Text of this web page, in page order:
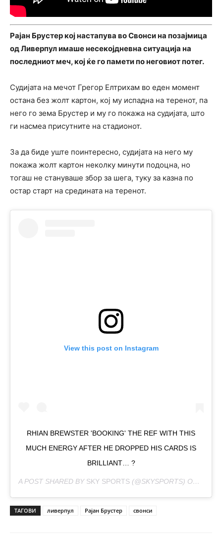
Рајан Брустер кој настапува во Свонси на позајмица
од Ливерпул имаше несекојдневна ситуација на
последниот меч, кој ќе го памети по неговиот потег.
Судијата на мечот Грегор Елтрихам во еден момент
остана без жолт картон, кој му испадна на теренот, па
него го зема Брустер и му го покажа на судијата, што
ги насмеа присутните на стадионот.
За да биде уште поинтересно, судијата на него му
покажа жолт картон неколку минути подоцна, но
тогаш не стануваше збор за шега, туку за казна по
остар старт на средината на теренот.
View this post on Instagram
RHIAN BREWSTER 'BOOKING' THE REF WITH THIS
MUCH ENERGY AFTER HE DROPPED HIS CARDS IS
BRILLIANT… ?
A POST SHARED BY SKY SPORTS (@SKYSPORTS) ON
ТАГОВИ ливерпул Рајан Брустер свонси